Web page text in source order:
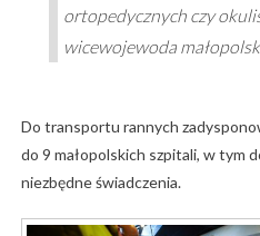
ortopedycznych czy
wicewojewoda
Do transportu rannych
do 9 małopolskich szpitali, w tym
niezbędne świadczenia.